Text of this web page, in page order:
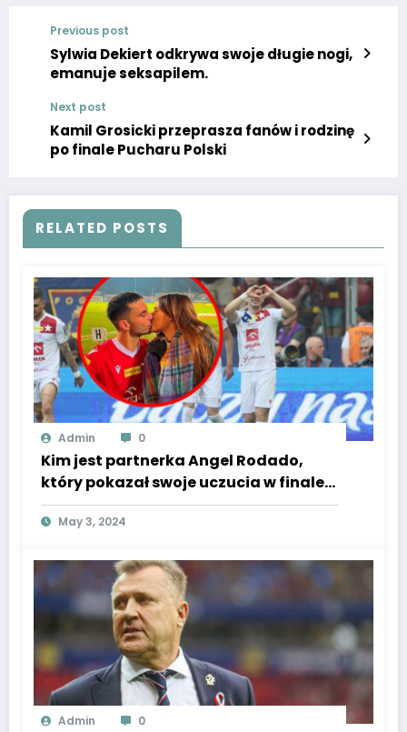
Previous post
Sylwia Dekiert odkrywa swoje długie nogi,
emanuje seksapilem.
Next post
Kamil Grosicki przeprasza fanów i rodzinę
po finale Pucharu Polski
RELATED POSTS
Admin 0
Kim jest partnerka Angel Rodado,
który pokazał swoje uczucia w finale
Pucharu Polski? [GALERIA]
May 3, 2024
Admin 0